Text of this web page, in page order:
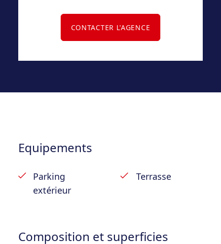
CONTACTER L'AGENCE
Equipements
Parking
extérieur
Terrasse
Composition et superficies